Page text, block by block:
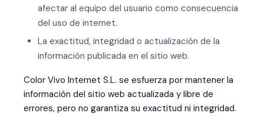
afectar al equipo del usuario como consecuencia
del uso de internet.
La exactitud, integridad o actualización de la
información publicada en el sitio web.
Color Vivo Internet S.L. se esfuerza por mantener la
información del sitio web actualizada y libre de
errores, pero no garantiza su exactitud ni integridad.